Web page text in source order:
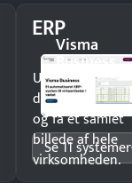
ERPVisma
Business
Undgå
og få ét samlet
billede af hele
virksomheden.
Se 11 systemer